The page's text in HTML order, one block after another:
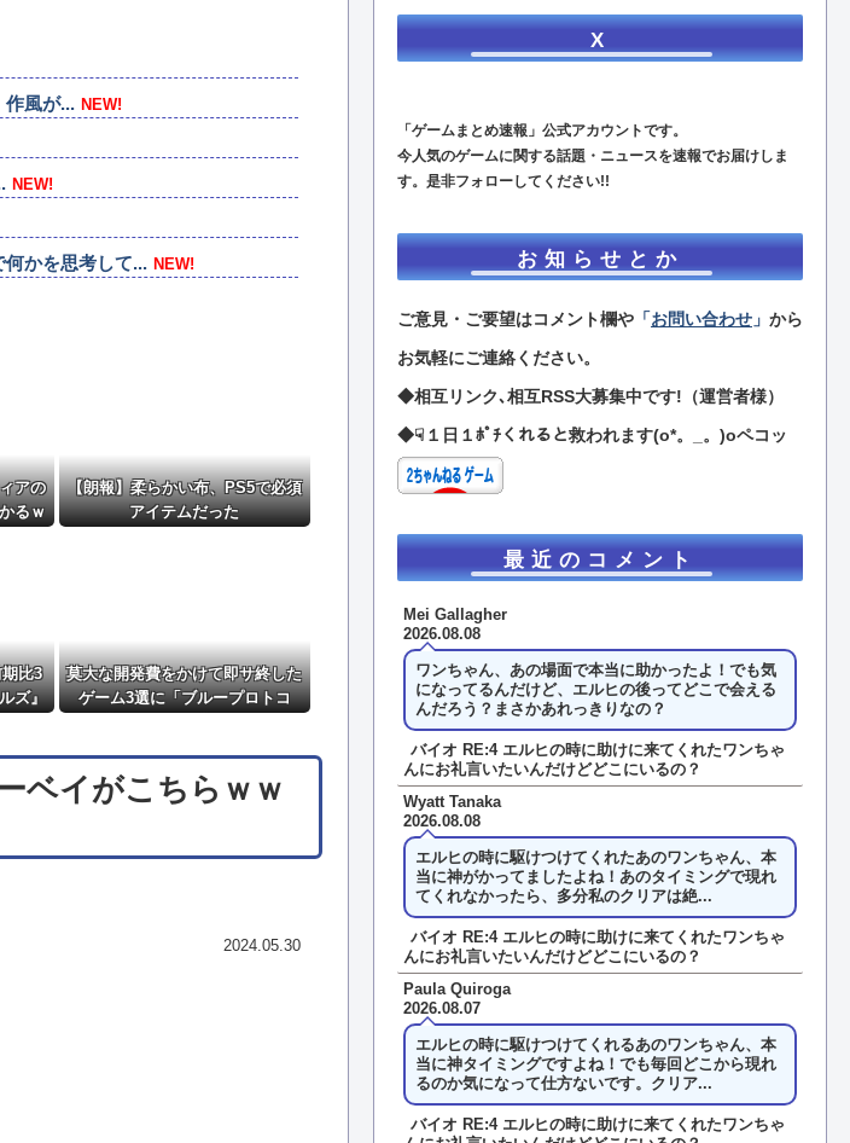
作風が... NEW!
NEW!
何かを思考して... NEW!
んjで不人気...
？ウチはデジ...
アの
るｗ
【朗報】柔らかい布、PS5で必須
アイテムだった
比3
ズ』
莫大な開発費をかけて即サ終した
ゲーム3選に「ブループロトコ
ベイがこちらｗｗ
2024.05.30
X
「ゲームまとめ速報」公式アカウントです。
今人気のゲームに関する話題・ニュースを速報でお届けしま
す。是非フォローしてください!!
お知らせとか
ご意見・ご要望はコメント欄や 「お問い合わせ 」 から
お気軽にご連絡ください。
◆相互リンク､相互RSS大募集中です!（運営者様）
◆☟１日１ﾎﾟﾁくれると救われます(o*。_。)oペコッ
最近のコメント
Mei Gallagher
2026.08.08
ワンちゃん、あの場面で本当に助かったよ！でも気
になってるんだけど、エルヒの後ってどこで会える
んだろう？まさかあれっきりなの？
バイオ RE:4 エルヒの時に助けに来てくれたワンちゃ
んにお礼言いたいんだけどどこにいるの？
Wyatt Tanaka
2026.08.08
エルヒの時に駆けつけてくれたあのワンちゃん、本
当に神がかってましたよね！あのタイミングで現れ
てくれなかったら、多分私のクリアは絶...
バイオ RE:4 エルヒの時に助けに来てくれたワンちゃ
んにお礼言いたいんだけどどこにいるの？
Paula Quiroga
2026.08.07
エルヒの時に駆けつけてくれるあのワンちゃん、本
当に神タイミングですよね！でも毎回どこから現れ
るのか気になって仕方ないです。クリア...
バイオ RE:4 エルヒの時に助けに来てくれたワンちゃ